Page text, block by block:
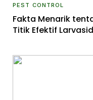
PEST CONTROL
Fakta Menarik
Titik Efektif